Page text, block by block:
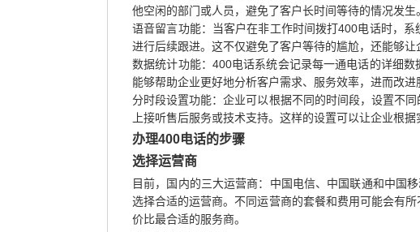
他空闲的部门或人员，避免了客户长时间等待的情况发生。
语音留言功能：当客户在非工作时间拨打400电话时，
进行后续跟进。这不仅避免了客户等待的尴尬，还能够让
数据统计功能：400电话系统会记录每一通电话的详细
能够帮助企业更好地分析客户需求、服务效率，进而改进
分时段设置功能：企业可以根据不同的时间段，设置不
上接听售后服务或技术支持。这样的设置可以让企业根
办理400电话的步骤
选择运营商
目前，国内的三大运营商：中国电信、中国联通和中国
选择合适的运营商。不同运营商的套餐和费用可能会有
价比最合适的服务商。